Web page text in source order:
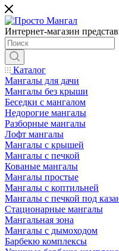
Интернет-магазин
Каталог
Мангалы для дачи
Мангалы без крыши
Беседки с мангалом
Недорогие мангалы
Разборные мангалы
Лофт мангалы
Мангалы с крышей
Мангалы с печкой
Кованые мангалы
Мангалы простые
Мангалы с коптильней
Мангалы с печкой под
Стационарные мангалы
Мангальная зона
Мангалы с дымоходом
Барбекю комплексы